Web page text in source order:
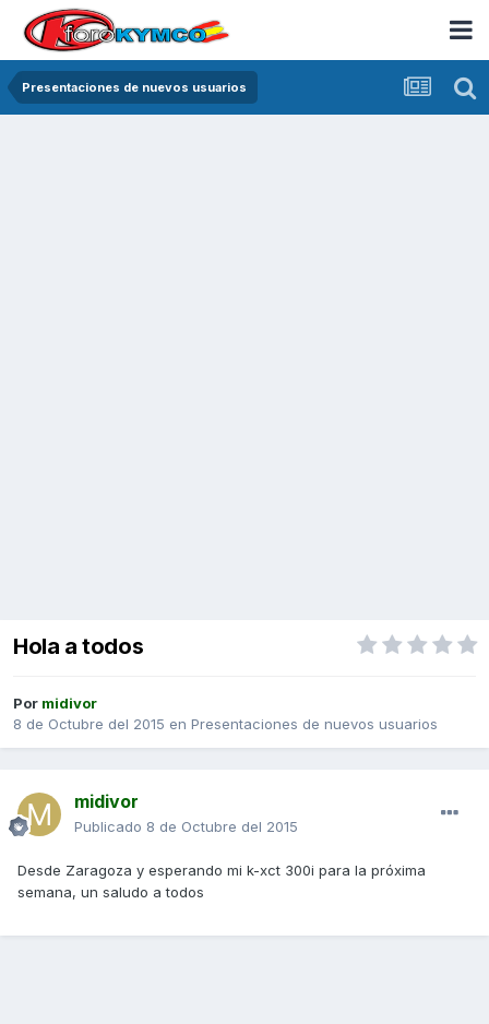
Presentaciones de nuevos usuarios
Hola a todos
Por midivor
8 de Octubre del 2015 en Presentaciones de nuevos usuarios
midivor
Publicado 8 de Octubre del 2015
Desde Zaragoza y esperando mi k-xct 300i para la próxima
semana, un saludo a todos